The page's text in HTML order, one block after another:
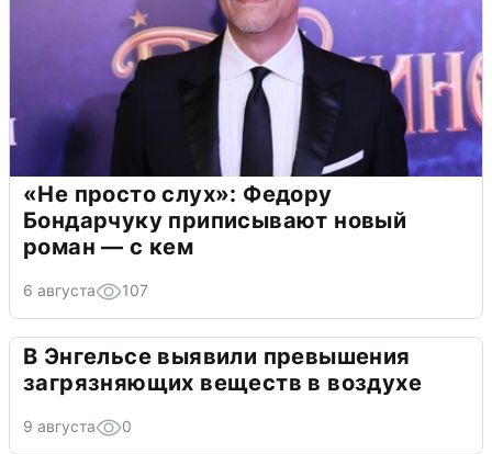
«Не просто слух»: Федору
Бондарчуку приписывают новый
роман — с кем
6 августа 107
В Энгельсе выявили превышения
загрязняющих веществ в воздухе
9 августа 0